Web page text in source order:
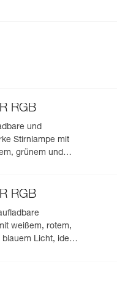
RGB
und
Stirnlampe mit
grünem und
RGB
weißem, rotem,
Licht, ideal